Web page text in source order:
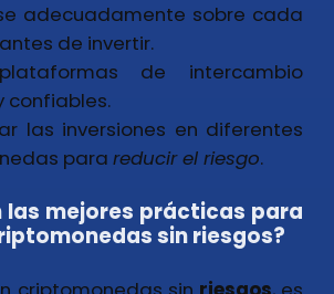
adecuadamente sobre cada
de invertir.
de intercambio
confiables.
las inversiones en diferentes
para reducir el riesgo.
las mejores prácticas para
sin riesgos?